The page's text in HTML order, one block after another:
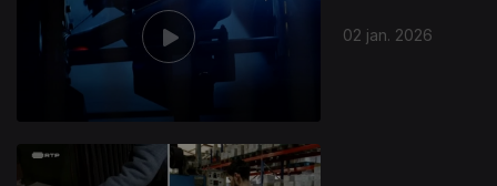
02 jan. 2026